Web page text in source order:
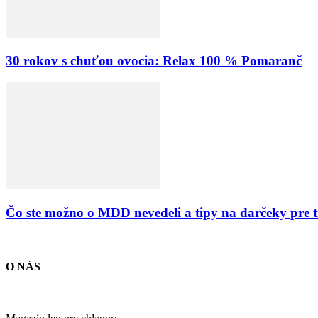
30 rokov s chuťou ovocia: Relax 100 % Pomaranč
Čo ste možno o MDD nevedeli a tipy na darčeky pre
O NÁS